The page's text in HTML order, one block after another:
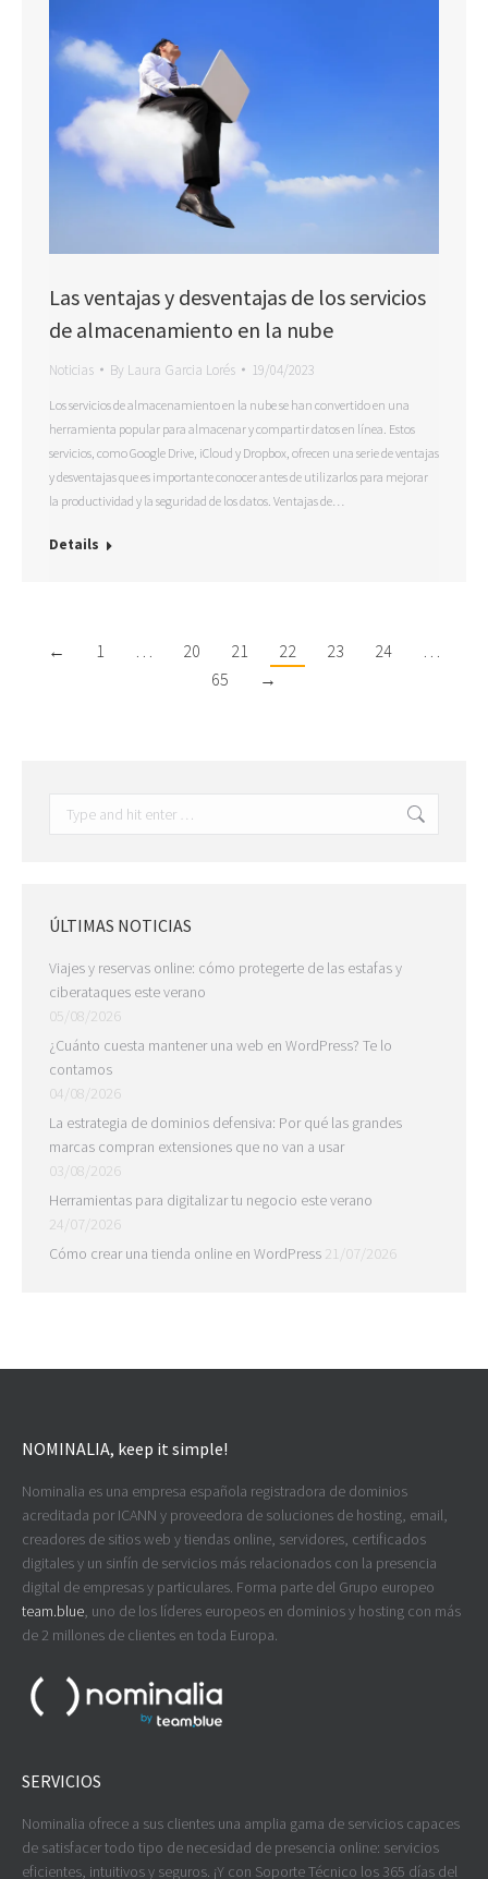
Las ventajas y desventajas de los servicios
de almacenamiento en la nube
Noticias By Laura Garcia Lorés 19/04/2023
Los servicios de almacenamiento en la nube se han convertido en una
herramienta popular para almacenar y compartir datos en línea. Estos
servicios, como Google Drive, iCloud y Dropbox, ofrecen una serie de ventajas
y desventajas que es importante conocer antes de utilizarlos para mejorar
la productividad y la seguridad de los datos. Ventajas de…
Details
← 1 20 21 22 23 24
65
→
ÚLTIMAS NOTICIAS
Viajes y reservas online: cómo protegerte de las estafas y
ciberataques este verano
05/08/2026
¿Cuánto cuesta mantener una web en WordPress? Te lo
contamos
04/08/2026
La estrategia de dominios defensiva: Por qué las grandes
marcas compran extensiones que no van a usar
03/08/2026
Herramientas para digitalizar tu negocio este verano
24/07/2026
Cómo crear una tienda online en WordPress 21/07/2026
NOMINALIA, keep it simple!
Nominalia es una empresa española registradora de dominios
acreditada por ICANN y proveedora de soluciones de hosting, email,
creadores de sitios web y tiendas online, servidores, certificados
digitales y un sinfín de servicios más relacionados con la presencia
digital de empresas y particulares. Forma parte del Grupo europeo
team.blue, uno de los líderes europeos en dominios y hosting con más
de 2 millones de clientes en toda Europa.
SERVICIOS
Nominalia ofrece a sus clientes una amplia gama de servicios capaces
de satisfacer todo tipo de necesidad de presencia online: servicios
eficientes, intuitivos y seguros. ¡Y con Soporte Técnico los 365 días del